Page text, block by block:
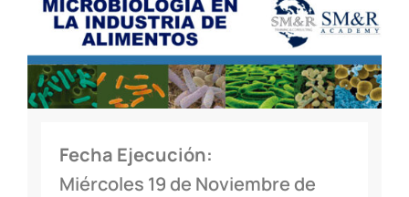
Fecha Ejecución:
Miércoles 19 de Noviembre de